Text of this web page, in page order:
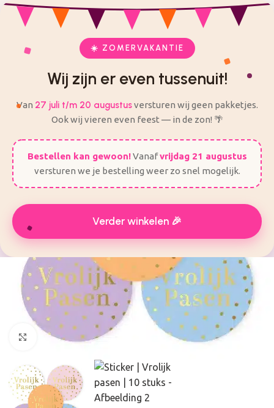
☀️ ZOMERVAKANTIE
Wij zijn er even tussenuit!
Van 27 juli t/m 20 augustusversturen wij geen pakketjes.
Ook wij vieren even feest — in de zon! 🌴
Bestellen kan gewoon!Vanafvrijdag 21 augustus
versturen we je bestelling weer zo snel mogelijk.
Verder winkelen 🎉
checkVeilig en eenvoudig bestellen checkAlles voor je feest op één plek
zijn er even tussenuit! Van 27 Juli t/m 20 augustus worden
er geen bestellingen verzonden.
Click to enlarge